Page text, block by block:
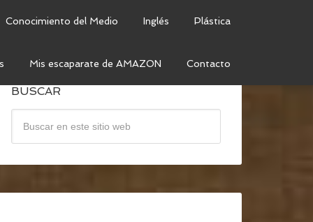
Conocimiento del Medio Inglés Plástica
Mis escaparate de AMAZON Contacto
BUSCAR